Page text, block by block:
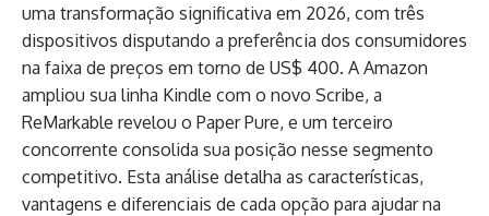
uma transformação significativa em 2026, com três
dispositivos disputando a preferência dos consumidores
na faixa de preços em torno de US$ 400. A Amazon
ampliou sua linha Kindle com o novo Scribe, a
ReMarkable revelou o Paper Pure, e um terceiro
concorrente consolida sua posição nesse segmento
competitivo. Esta análise detalha as características,
vantagens e diferenciais de cada opção para ajudar na